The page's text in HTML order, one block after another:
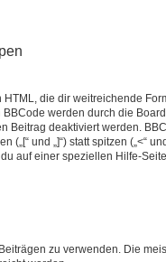
die dir weitreichende
werden durch die
Beitrag deaktiviert werden.
und „]“) statt spitzen („<“
auf einer speziellen Hilfe-
zu verwenden. Die